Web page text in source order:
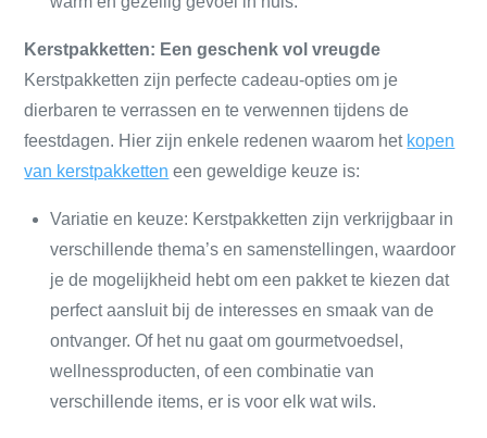
Kerstpakketten: Een geschenk vol vreugde
Kerstpakketten zijn perfecte cadeau-opties om je
dierbaren te verrassen en te verwennen tijdens de
feestdagen. Hier zijn enkele redenen waarom het kopen
van kerstpakketten een geweldige keuze is:
Variatie en keuze: Kerstpakketten zijn verkrijgbaar in
verschillende thema’s en samenstellingen, waardoor
je de mogelijkheid hebt om een pakket te kiezen dat
perfect aansluit bij de interesses en smaak van de
ontvanger. Of het nu gaat om gourmetvoedsel,
wellnessproducten, of een combinatie van
verschillende items, er is voor elk wat wils.